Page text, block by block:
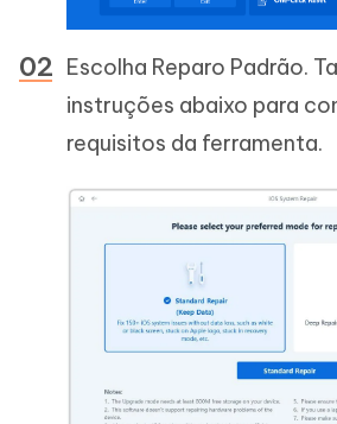
Escolha Reparo Padrão.
instruções abaixo para
requisitos da ferramenta.